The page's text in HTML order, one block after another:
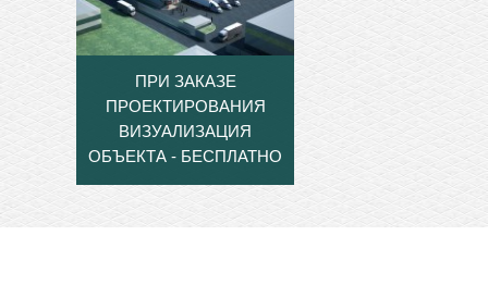
ПРИ ЗАКАЗЕ
ПРОЕКТИРОВАНИЯ
ВИЗУАЛИЗАЦИЯ
ОБЪЕКТА - БЕСПЛАТНО